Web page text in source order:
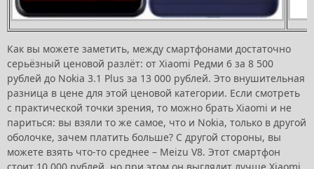
Как вы можете заметить, между смартфонами достаточно
серьёзный ценовой разлёт: от Xiaomi Редми 6 за 8 500
рублей до Nokia 3.1 Plus за 13 000 рублей. Это внушительная
разница в цене для этой ценовой категории. Если смотреть
с практической точки зрения, то можно брать Xiaomi и не
париться: вы взяли то же самое, что и Nokia, только в другой
оболочке, зачем платить больше? С другой стороны, вы
можете взять что-то среднее – Meizu V8. Этот смартфон